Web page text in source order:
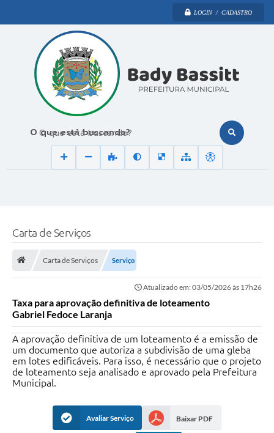
LOGIN / CADASTRO
O que está buscando?
Carta de Serviços
Carta de Serviços Serviço
Atualizado em: 03/05/2026 às 17h26
Taxa para aprovação definitiva de loteamento
Gabriel Fedoce Laranja
A aprovação definitiva de um loteamento é a emissão de
um documento que autoriza a subdivisão de uma gleba
em lotes edificáveis. Para isso, é necessário que o projeto
de loteamento seja analisado e aprovado pela Prefeitura
Municipal.
Avaliar Serviço Baixar PDF